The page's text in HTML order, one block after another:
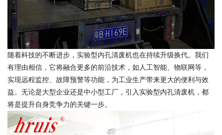
随着科技的不断进步，实验型内孔清废机也在持续升级换代。我们
有理由相信，它将融合更多的前沿技术，如人工智能、物联网等，
实现远程监控、故障预警等功能，为工业生产带来更大的便利与效
益。无论是大型企业还是中小型工厂，引入实验型内孔清废机，都
将是提升自身竞争力的关键一步。